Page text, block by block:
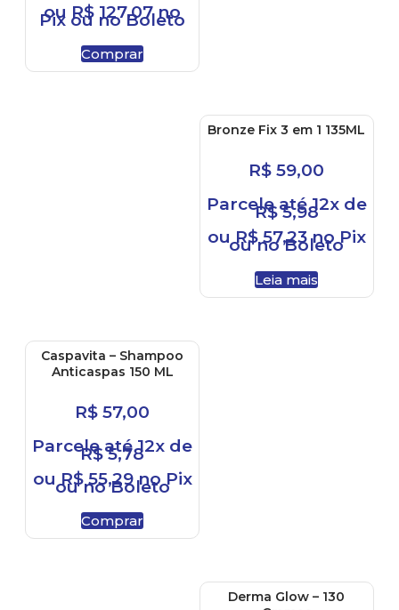
ou R$ 127,07 no
Pix ou no Boleto
Comprar
Bronze Fix 3 em 1 135ML
R$ 59,00
Parcele até 12x de
R$5,98
ou R$57,23 no Pix
ou no Boleto
Leia mais
Caspavita – Shampoo
Anticaspas 150 ML
R$ 57,00
Parcele até 12x de
R$5,78
ou R$55,29 no Pix
ou no Boleto
Comprar
Derma Glow – 130